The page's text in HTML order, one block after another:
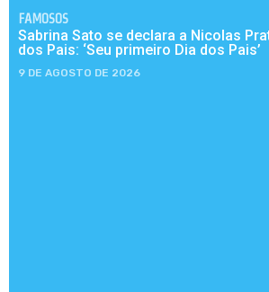
FAMOSOS
Sabrina Sato se declara a Nicolas
dos Pais: ‘Seu primeiro Dia dos Pais’
9 DE AGOSTO DE 2026